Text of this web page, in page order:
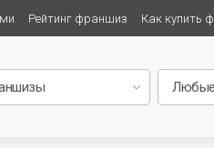
Рейтинг франшиз Как купить